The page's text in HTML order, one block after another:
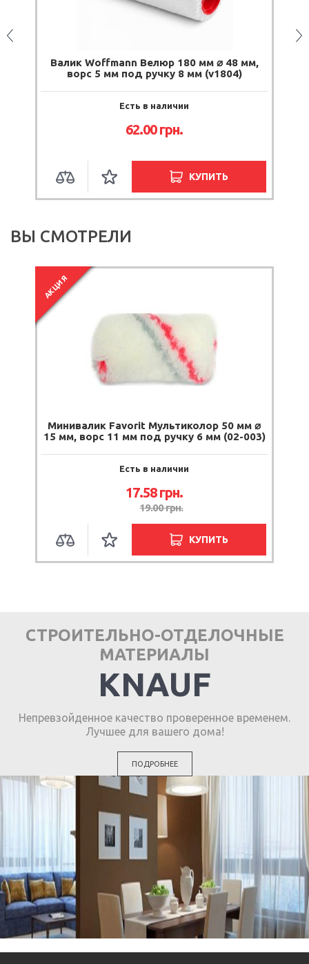
Валик Woffmann Велюр 180 мм ⌀ 48 мм,
ворс 5 мм под ручку 8 мм (v1804)
Есть в наличии
62.00грн.
КУПИТЬ
ВЫ СМОТРЕЛИ
АКЦИЯ
Минивалик Favorit Мультиколор 50 мм ⌀
15 мм, ворс 11 мм под ручку 6 мм (02-003)
Есть в наличии
17.58грн.
19.00грн.
КУПИТЬ
СТРОИТЕЛЬНО-ОТДЕЛОЧНЫЕ
МАТЕРИАЛЫ
KNAUF
Непревзойденное качество проверенное временем.
Лучшее для вашего дома!
ПОДРОБНЕЕ